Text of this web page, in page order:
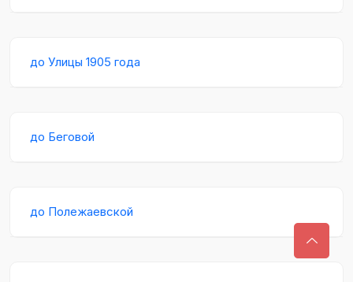
до Улицы 1905 года
до Беговой
до Полежаевской